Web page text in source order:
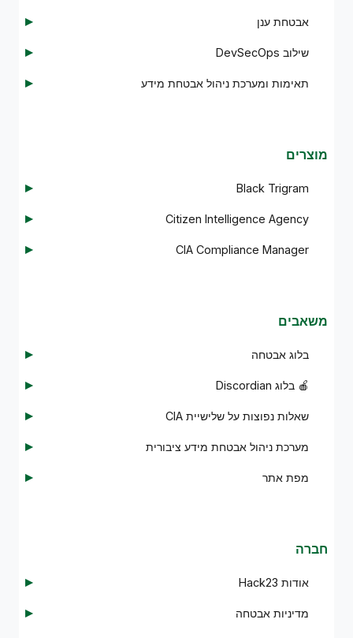
אבטחת ענן
שילוב DevSecOps
תאימות ומערכת ניהול אבטחת מידע
מוצרים
Black Trigram
Citizen Intelligence Agency
CIA Compliance Manager
משאבים
בלוג אבטחה
🍎 בלוג Discordian
שאלות נפוצות על שלישיית CIA
מערכת ניהול אבטחת מידע ציבורית
מפת אתר
חברה
אודות Hack23
מדיניות אבטחה